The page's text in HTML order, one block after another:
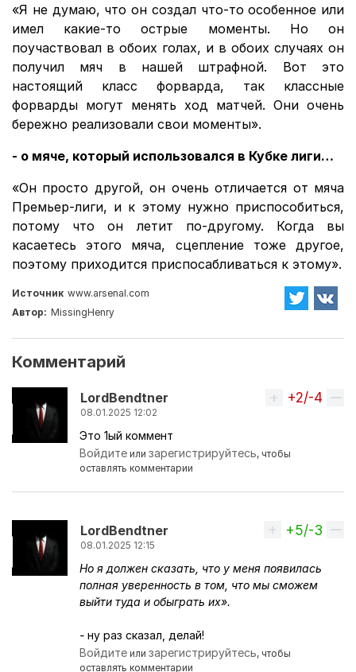
«Я не думаю, что он создал что-то особенное или
имел какие-то острые моменты. Но он
поучаствовал в обоих голах, и в обоих случаях он
получил мяч в нашей штрафной. Вот это
настоящий класс форварда, так классные
форварды могут менять ход матчей. Они очень
бережно реализовали свои моменты».
- о мяче, который использовался в Кубке лиги…
«Он просто другой, он очень отличается от мяча
Премьер-лиги, и к этому нужно приспособиться,
потому что он летит по-другому. Когда вы
касаетесь этого мяча, сцепление тоже другое,
поэтому приходится приспосабливаться к этому».
Источник www.arsenal.com
Автор: MissingHenry
Комментарий
LordBendtner
08.01.2025 12:02
Вверх
+2/-4
Это 1ый коммент
Войдите илизарегистрируйтесь, чтобы
оставлять комментарии
LordBendtner
08.01.2025 12:15
Вверх
+5/-3
Но я должен сказать, что у меня появилась
полная уверенность в том, что мы сможем
выйти туда и обыграть их».
- ​​​​​​ну раз сказал, делай!
Войдите илизарегистрируйтесь, чтобы
оставлять комментарии